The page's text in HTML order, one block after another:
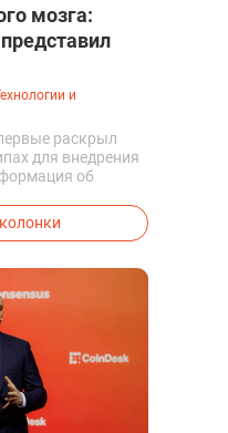
мозга:
и
раскрыл
для внедрения
об